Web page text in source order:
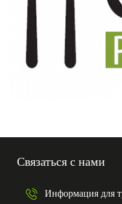
Связаться с нами
Информация для